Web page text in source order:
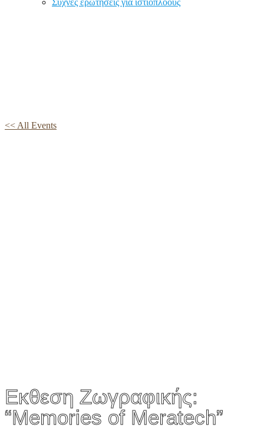
<< All Events
Eκθεση Ζωγραφικής:
“Memories of Meratech”